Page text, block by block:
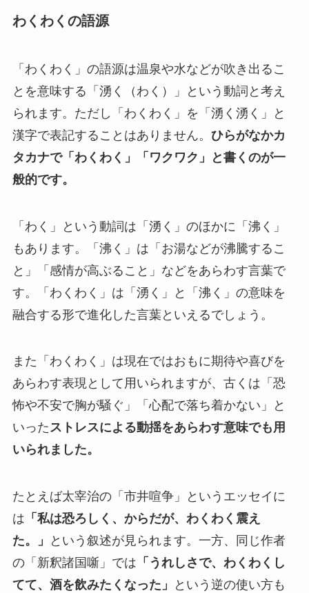
わくわくの語源
「わくわく」の語源は温泉や水などが吹き出るこ
とを意味する「湧く（わく）」という動詞と考え
られます。ただし「わくわく」を「湧く湧く」と
漢字で表記することはありません。 ひらがなかカ
タカナで「わくわく」「ワクワク」と書くのが一
般的です。
「わく」という動詞は「湧く」のほかに「沸く」
もあります。「沸く」は「お湯などが沸騰するこ
と」「感情が高ぶること」などをあらわす言葉で
す。「わくわく」は「湧く」と「沸く」の意味を
融合する形で進化した言葉といえるでしょう。
また「わくわく」は現在ではおもに期待や喜びを
あらわす表現として用いられますが、古くは「恐
怖や不安で胸が騒ぐ」「心配で落ち着かない」と
いったストレスによる動揺をあらわす意味でも用
いられました。
たとえば太宰治の「市井喧争」というエッセイに
は 「私は恐ろしく、からだが、わくわく震え
た。」
という叙述が見られます。一方、同じ作者
の「新釈諸国噺」では 「うれしさで、わくわくし
てて、酒を飲みたくなった」
という逆の使い方も